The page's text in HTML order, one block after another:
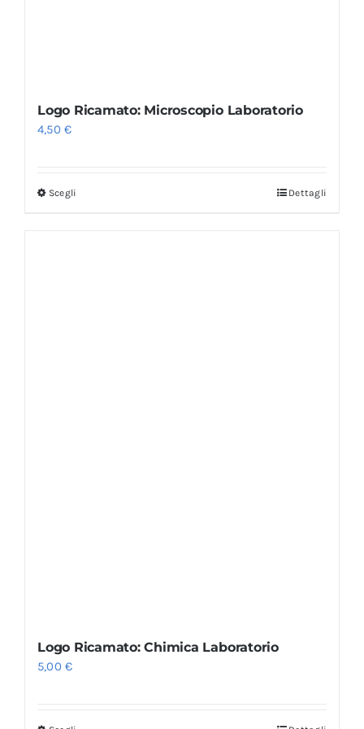
Logo Ricamato: Microscopio Laboratorio
4,50€
Scegli Dettagli
Logo Ricamato: Chimica Laboratorio
5,00€